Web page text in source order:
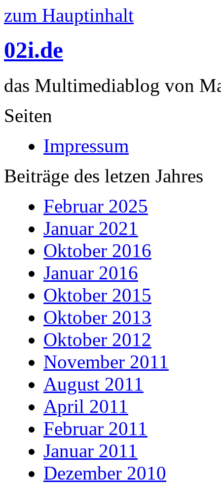
zum Hauptinhalt
02i.de
das Multimediablog von
Seiten
Impressum
Beiträge des letzen Jahres
Februar 2025
Januar 2021
Oktober 2016
Januar 2016
Oktober 2015
Oktober 2013
Oktober 2012
November 2011
August 2011
April 2011
Februar 2011
Januar 2011
Dezember 2010